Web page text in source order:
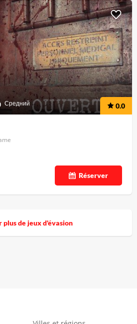
Средний 0.0
Réserver
plus de jeux d'évasion